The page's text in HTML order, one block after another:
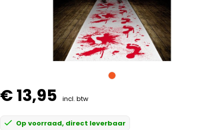
€ 13,95 incl. btw
Op voorraad, direct leverbaar